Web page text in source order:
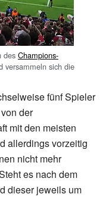
des Champions-
versammeln sich die
fünf Spieler
der
mit den meisten
allerdings vorzeitig
nicht mehr
es nach dem
dieser jeweils um